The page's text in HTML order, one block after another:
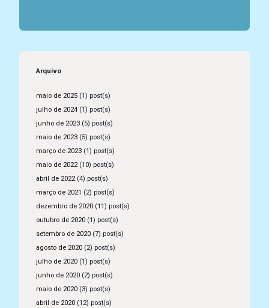
Arquivo
maio de 2025(1) post(s)
julho de 2024(1) post(s)
junho de 2023(5) post(s)
maio de 2023(5) post(s)
março de 2023(1) post(s)
maio de 2022(10) post(s)
abril de 2022(4) post(s)
março de 2021 (2) post(s)
dezembro de 2020(11) post(s)
outubro de 2020(1) post(s)
setembro de 2020(7) post(s)
agosto de 2020(2) post(s)
julho de 2020(1) post(s)
junho de 2020(2) post(s)
maio de 2020(3) post(s)
abril de 2020(12) post(s)